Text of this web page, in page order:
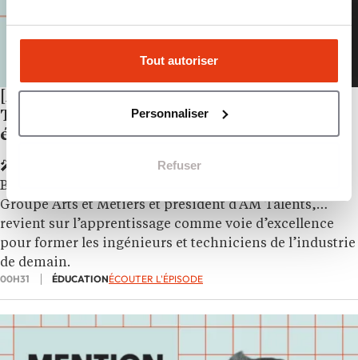
Tout autoriser
Personnaliser
Refuser
[Mention Très Bien] Arts et Métiers/AM
Talents : « L’apprentissage n’est pas un
échec, c’est un droit à l’erreur »
🎤 Au micro de Christophe Artous dans Mention Très
Bien, Xavier Chateau, directeur général adjoint du
Groupe Arts et Métiers et président d’AM Talents,
revient sur l’apprentissage comme voie d’excellence
pour former les ingénieurs et techniciens de l’industrie
de demain.
00H31 ÉDUCATIONÉCOUTER L'ÉPISODE